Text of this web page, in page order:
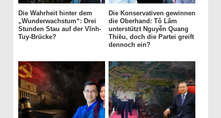
Die Wahrheit hinter dem
„Wunderwachstum“: Drei
Stunden Stau auf der Vĩnh-
Tuy-Brücke?
Die Konservativen gewinnen
die Oberhand: Tô Lâm
unterstützt Nguyễn Quang
Thiều, doch die Partei greift
dennoch ein?